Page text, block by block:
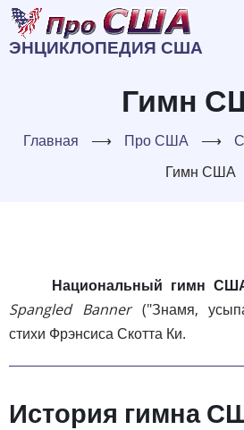
Перейти
основному
ЭНЦИКЛОПЕДИЯ США
Гимн
Главная ⟶ Про США ⟶
Гимн США
Национальный гимн
Spangled Banner("Знамя,
стихи Фрэнсиса Скотта Ки.
История гимна